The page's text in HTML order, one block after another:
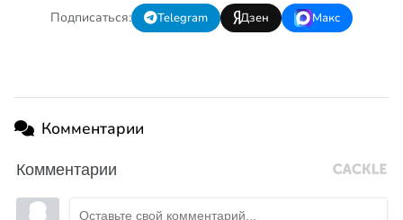
Подписаться: Telegram Дзен Макс
Комментарии
Комментарии